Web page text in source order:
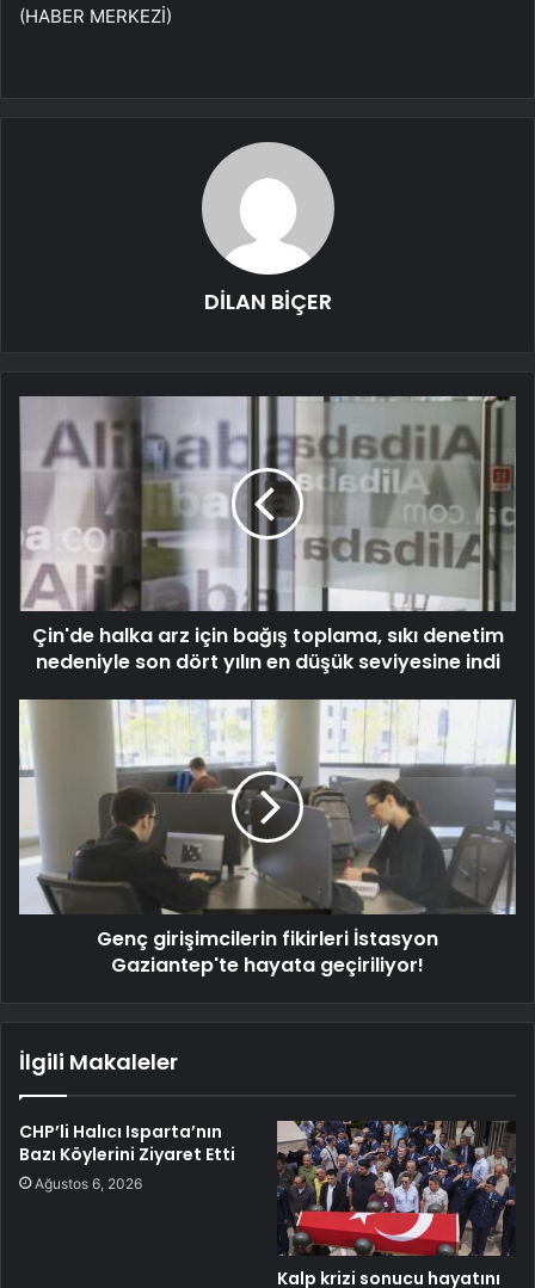
(HABER MERKEZİ)
DİLAN BİÇER
Çin'de halka arz için bağış toplama, sıkı denetim
nedeniyle son dört yılın en düşük seviyesine indi
Genç girişimcilerin fikirleri İstasyon
Gaziantep'te hayata geçiriliyor!
İlgili Makaleler
CHP’li Halıcı Isparta’nın
Bazı Köylerini Ziyaret Etti
Ağustos 6, 2026
Kalp krizi sonucu hayatını